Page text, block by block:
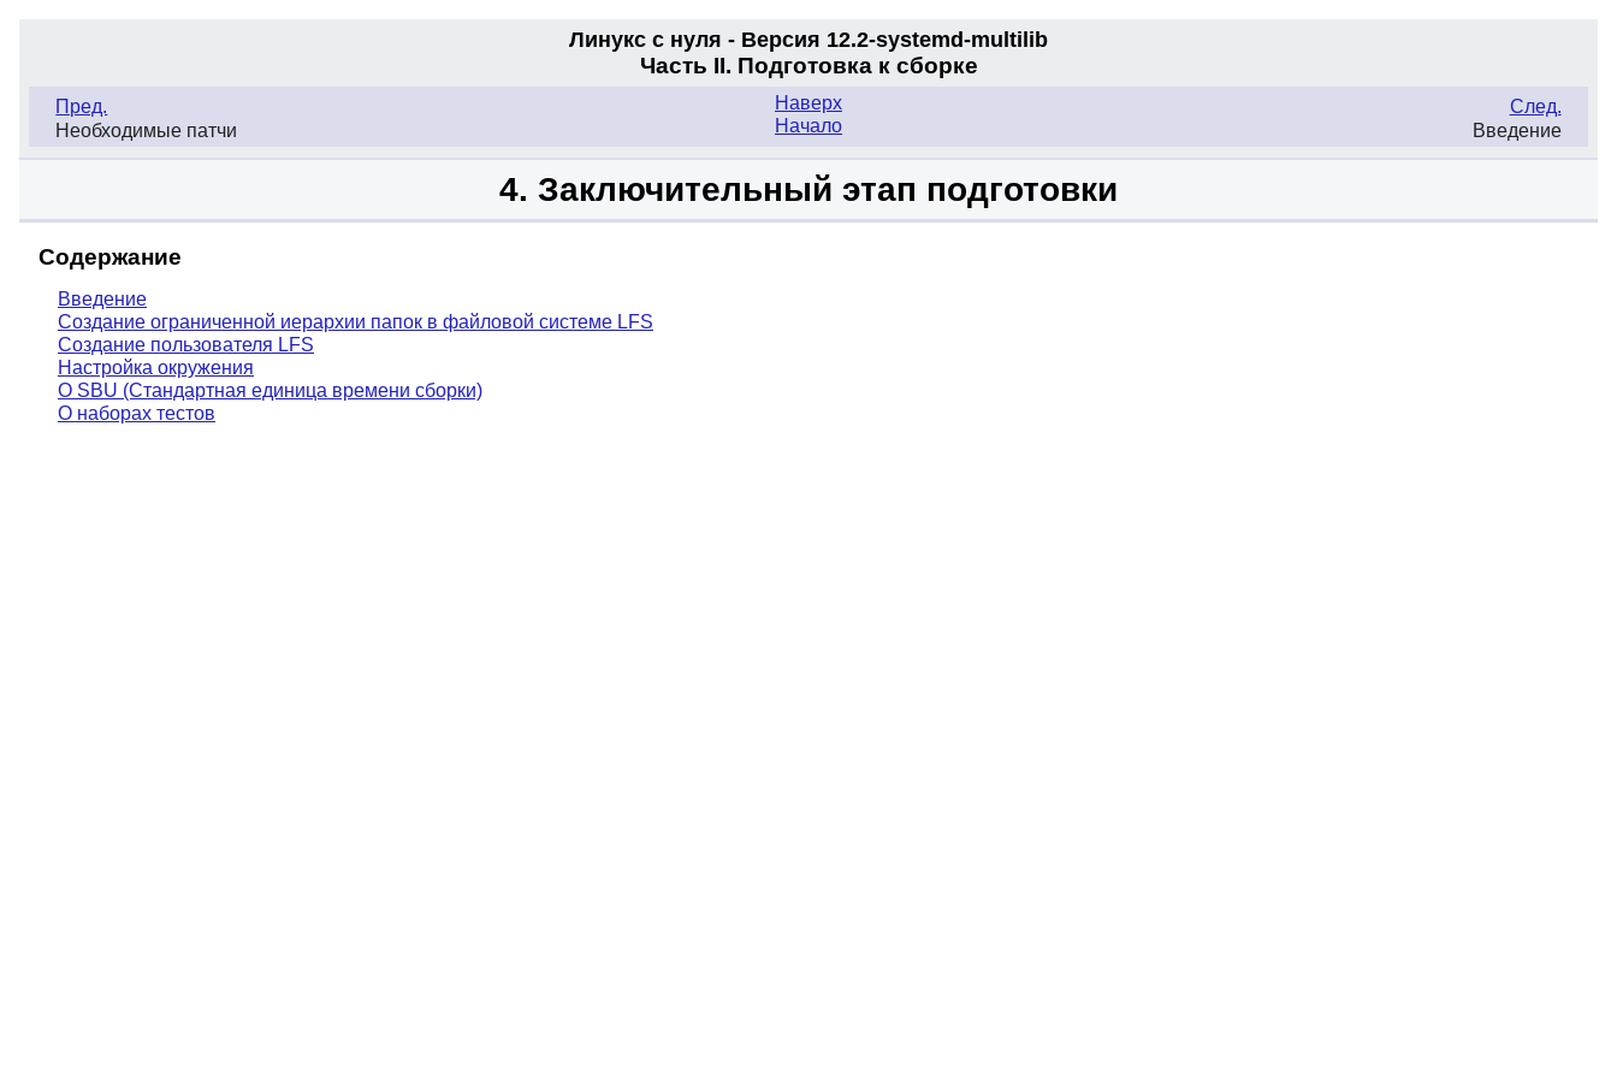
Линукс с нуля - Версия 12.2-systemd-multilib
Часть II. Подготовка к сборке
Пред.
Необходимые патчи
След.
Введение
Наверх
Начало
4. Заключительный этап подготовки
Содержание
Введение
Создание ограниченной иерархии папок в файловой системе LFS
Создание пользователя LFS
Настройка окружения
О SBU (Стандартная единица времени сборки)
О наборах тестов